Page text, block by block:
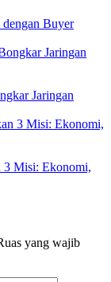
Buyer
Jaringan
3 Misi: Ekonomi,
yang wajib